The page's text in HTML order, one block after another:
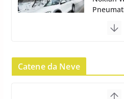
Yokohama Geolandar
17
Catene da Neve
Neve al Sud: